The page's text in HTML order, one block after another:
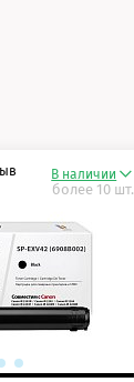
В наличии
более 10 шт.